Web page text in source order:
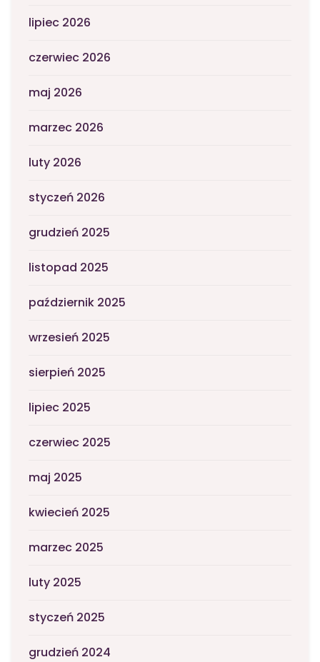
lipiec 2026
czerwiec 2026
maj 2026
marzec 2026
luty 2026
styczeń 2026
grudzień 2025
listopad 2025
październik 2025
wrzesień 2025
sierpień 2025
lipiec 2025
czerwiec 2025
maj 2025
kwiecień 2025
marzec 2025
luty 2025
styczeń 2025
grudzień 2024